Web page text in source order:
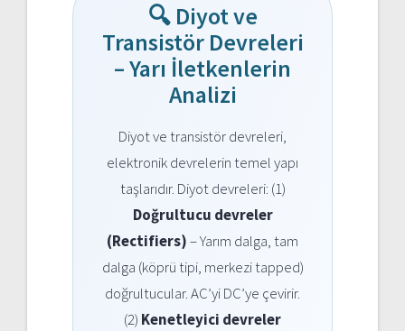
🔍 Diyot ve
Transistör Devreleri
– Yarı İletkenlerin
Analizi
Diyot ve transistör devreleri,
elektronik devrelerin temel yapı
taşlarıdır. Diyot devreleri: (1)
Doğrultucu devreler
(Rectifiers)– Yarım dalga, tam
dalga (köprü tipi, merkezi tapped)
doğrultucular. AC’yi DC’ye çevirir.
(2) Kenetleyici devreler